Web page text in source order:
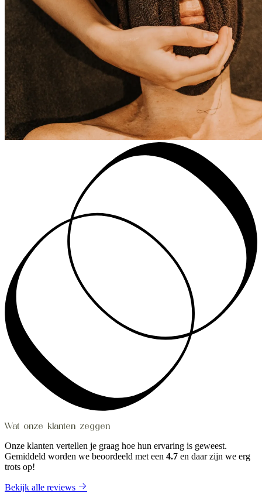
Wat onze klanten zeggen
Onze klanten vertellen je graag hoe hun ervaring is geweest.
Gemiddeld worden we beoordeeld met een 4.7 en daar zijn we erg
trots op!
Bekijk alle reviews